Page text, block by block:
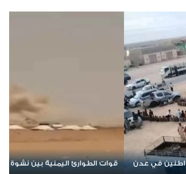
التفاخر بالأمس ودموع التماسيح اليوم